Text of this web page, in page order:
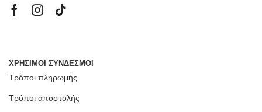
ΧΡΗΣΙΜΟΙ ΣΥΝΔΕΣΜΟΙ
Τρόποι πληρωμής
Τρόποι αποστολής